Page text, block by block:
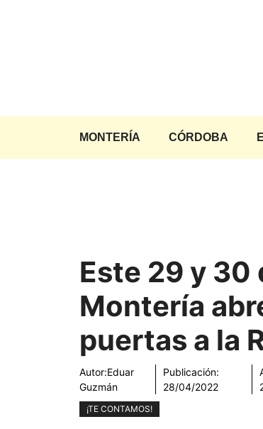
MONTERÍA CÓRDOBA
Este 29 y 30
Montería
puertas a la
Autor:Eduar
Guzmán
Publicación:
28/04/2022
¡TE CONTAMOS!